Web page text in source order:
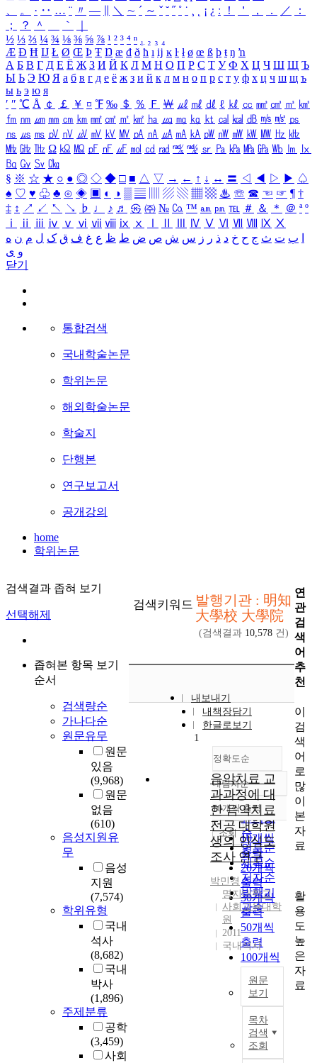
、
。 · ‥ … ¨ 〃 ― ＼ ∼ ´ ～ ˇ ˘ ˝ ˚ ˙ ¸ ¡ ¿ ː ！ ＇ ， ． ／
：
；
？ ＾ ｀
½ ⅓ ⅔ ¼ ¾ ⅛ ⅜ ⅝ ⅞ ¹ ² ³ ⁴ ⁿ ₁ ₂ ₃ ₄
Æ Ð Ħ Ĳ Ł Ø Œ Þ Ŧ Ŋ æ đ ð ħ ı ĳ ĸ ŀ ł ø œ ß þ ŧ ŋ ŉ
А Б В Г Д Е Ё Ж З И Й К Л М Н О П Р С Т У Ф Х Ц Ч Ш Щ Ъ
Ы Ь Э Ю Я а б в г д е ё ж з и й к л м н о п р с т у ф х ц ч ш щ ъ
ы ь э ю я
′ ″ ℃ Å ￠ ￡ ￥ ¤ ℉ ‰ ＄ ％ Ｆ ￦ ㎕ ㎖ ㎗ ℓ ㎘ ㏄ ㎣ ㎤ ㎥ ㎦
㎙ ㎚ ㎛ ㎜ ㎝ ㎞ ㎟ ㎠ ㎡ ㎢ ㏊ ㎍ ㎎ ㎏ ㏏ ㎈ ㎉ ㏈ ㎧ ㎨ ㎰
㎱ ㎲ ㎳ ㎴ ㎵ ㎶ ㎷ ㎸ ㎹ ㎀ ㎁ ㎂ ㎃ ㎄ ㎺ ㎻ ㎽ ㎾ ㎿ ㎐ ㎑
㎒ ㎓ ㎔ Ω ㏀ ㏁ ㎊ ㎋ ㎌ ㏖ ㏅ ㎭ ㎮ ㎯ ㏛ ㎩ ㎪ ㎫ ㎬ ㏝ ㏐
㏓
㏃ ㏉ ㏜ ㏆
§ ※ ☆ ★ ○ ● ◎ ◇ ◆ □ ■ △ ▽ → ← ↑ ↓ ↔ 〓 ◁ ◀ ▷ ▶ ♤
♠ ♡ ♥ ♧ ♣ ⊙ ◈ ▣ ◐ ◑ ▒ ▤ ▨ ▧ ▦ ▩ ♨ ☏ ☎ ☜ ☞ ¶ †
‡ ↕ ↗ ↙ ↖ ↘ ♭ ♩ ♪ ♬ ㉿ ㈜ № ㏇ ™ ㏂ ㏘ ℡ ＃ ＆ ＊ ＠ ª º
ⅰ
ⅱ ⅲ ⅳ ⅴ ⅵ ⅶ ⅷ ⅸ ⅹ Ⅳ Ⅴ Ⅵ Ⅶ Ⅷ Ⅸ Ⅹ
ب ت ث ج ح خ د ذ ر ز س ش ص ض ط ظ ع غ ف ق ک ل م ن ه
و ی
닫기
통합검색
국내학술논문
학위논문
해외학술논문
학술지
단행본
연구보고서
공개강의
home
학위논문
검색결과 좁혀 보기
선택해제
좁혀본 항목 보기
순서
검색량순
가나다순
원문유무
원문
있음
(9,968)
원문
없음
(610)
음성지원유
무
음성
지원
(7,574)
학위유형
국내
석사
(8,682)
국내
박사
(1,896)
주제분류
공학
(3,459)
사회
검색키워드 발행기관 : 明知
大學校 大學院
(검색결과 10,578 건)
내보내기
내책장담기
한글로보기
정확도순
정확도
순
인기도
순
연도순
제목순
저자순
발행기
관순
내림차순
내림차순
10개씩 출력
10개씩
출력
20개씩
출력
30개씩
출력
50개씩
출력
100개씩
조회
1
음악치료 교
과과정에 대
한 음악치료
전공 대학원
생의 인식도
조사 연구
박민경
명지대학교
사회교육대학
원
2011
국내석사
원문
보기
목차
검색
조회
연
관
검
색
어
추
천
이
검
색
어
로
많
이
본
자
료
활
용
도
높
은
자
료